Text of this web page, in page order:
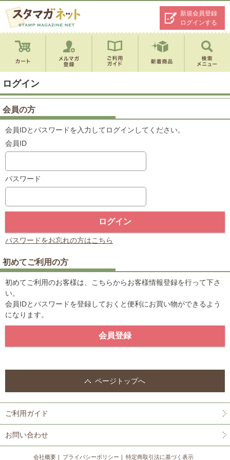
新規会員登録
ログインする
ログイン
会員の方
会員IDとパスワードを入力してログインしてください。
会員ID
パスワード
パスワードをお忘れの方はこちら
初めてご利用の方
初めてご利用のお客様は、こちらからお客様情報登録を行って下さ
い。
会員IDとパスワードを登録しておくと便利にお買い物ができるよう
になります。
ページトップへ
ご利用ガイド
お問い合わせ
会社概要 プライバシーポリシー 特定商取引法に基づく表示